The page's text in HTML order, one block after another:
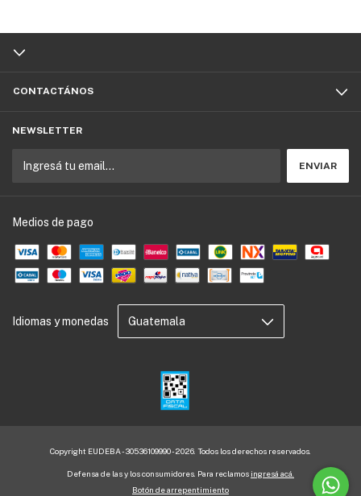
CONTACTÁNOS
NEWSLETTER
Medios de pago
Idiomas y monedas
Copyright EUDEBA - 30536109990 - 2026. Todos los derechos reservados.
Defensa de las y los consumidores. Para reclamos ingresá acá.
Botón de arrepentimiento